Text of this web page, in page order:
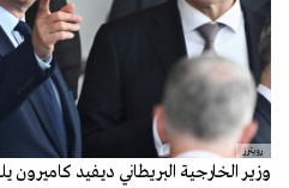
رويترز
وزير الخارجية البريطاني ديفيد